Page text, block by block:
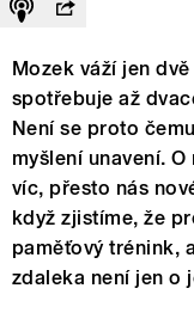
Mozek váží jen
spotřebuje až
Není se proto
myšlení unavení.
víc, přesto nás
když zjistíme, že
paměťový trénink,
zdaleka není jen o